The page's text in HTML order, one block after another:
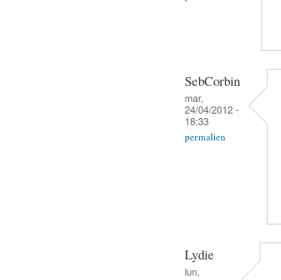
SebCorbin
mar,
24/04/2012 -
18:33
permalien
Lydie
lun,